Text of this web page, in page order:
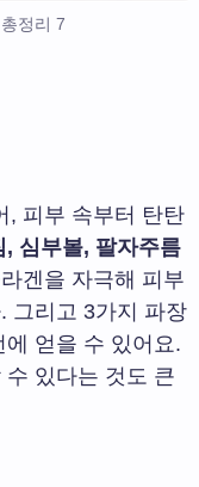
정리 7
, 피부 속부터 탄탄
, 심부볼, 팔자주름
겐을 자극해 피부
그리고 3가지 파장
에 얻을 수 있어요.
있다는 것도 큰